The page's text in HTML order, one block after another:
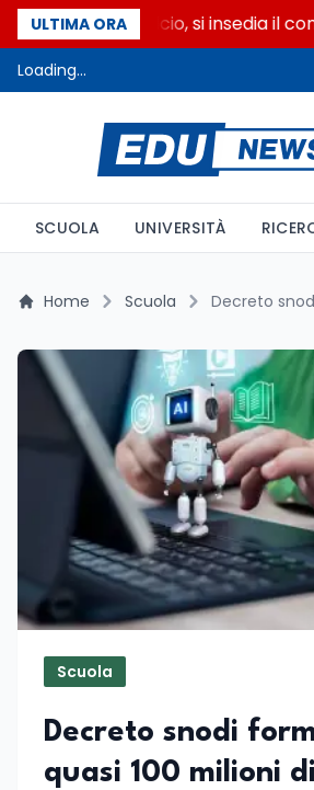
ULTIMA ORA
Riforma del calcio, si insedia il
Loading...
SCUOLA UNIVERSITÀ
Home Scuola
Scuola
Decreto snodi
quasi 100 milioni